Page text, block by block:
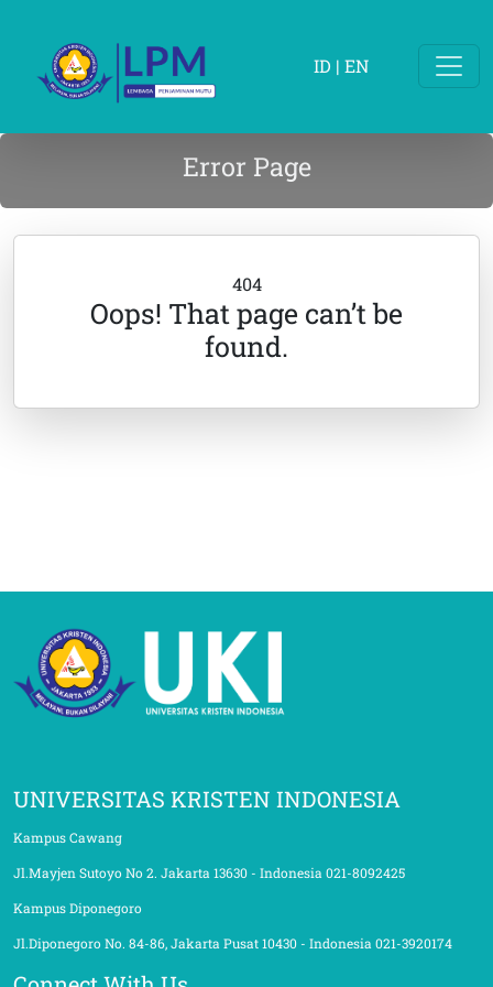
ID | EN
Error Page
404
Oops! That page can’t be
found.
UNIVERSITAS KRISTEN INDONESIA
Kampus Cawang
Jl.Mayjen Sutoyo No 2. Jakarta 13630 - Indonesia 021-8092425
Kampus Diponegoro
Jl.Diponegoro No. 84-86, Jakarta Pusat 10430 - Indonesia 021-3920174